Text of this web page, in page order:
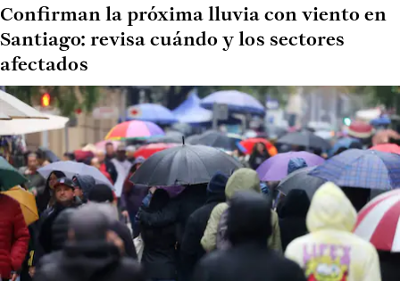
Confirman la próxima lluvia con viento en
Santiago: revisa cuándo y los sectores
afectados